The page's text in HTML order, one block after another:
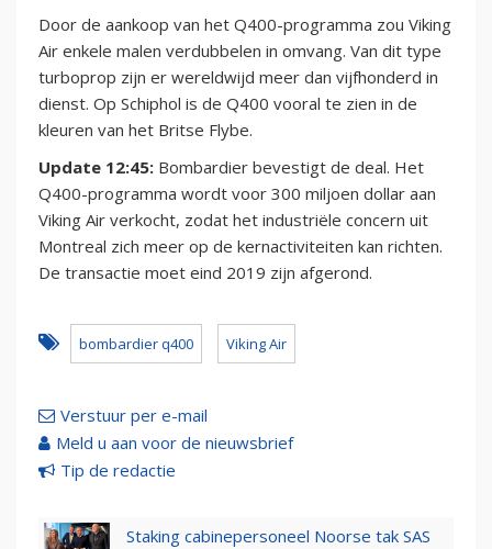
Door de aankoop van het Q400-programma zou Viking
Air enkele malen verdubbelen in omvang. Van dit type
turboprop zijn er wereldwijd meer dan vijfhonderd in
dienst. Op Schiphol is de Q400 vooral te zien in de
kleuren van het Britse Flybe.
Update 12:45: Bombardier bevestigt de deal. Het
Q400-programma wordt voor 300 miljoen dollar aan
Viking Air verkocht, zodat het industriële concern uit
Montreal zich meer op de kernactiviteiten kan richten.
De transactie moet eind 2019 zijn afgerond.
bombardier q400 Viking Air
Verstuur per e-mail
Meld u aan voor de nieuwsbrief
Tip de redactie
Staking cabinepersoneel Noorse tak SAS